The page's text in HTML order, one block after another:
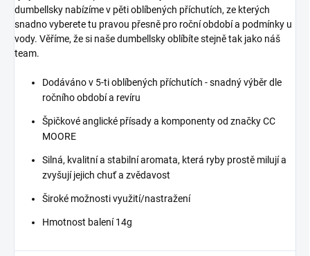
dumbellsky nabízíme v pěti oblíbených příchutích, ze kterých
snadno vyberete tu pravou přesně pro roční období a podmínky u
vody. Věříme, že si naše dumbellsky oblíbíte stejně tak jako náš
team.
Dodáváno v 5-ti oblíbených příchutích - snadný výběr dle
ročního období a revíru
Špičkové anglické přísady a komponenty od značky CC
MOORE
Silná, kvalitní a stabilní aromata, která ryby prostě milují a
zvyšují jejich chuť a zvědavost
Široké možnosti využití/nastražení
Hmotnost balení 14g